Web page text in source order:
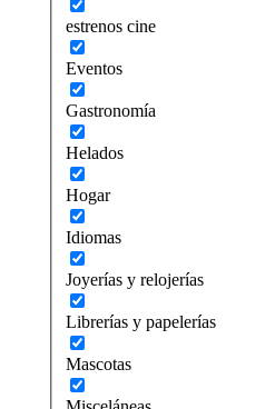
estrenos cine
Eventos
Gastronomía
Helados
Hogar
Idiomas
Joyerías y relojerías
Librerías y papelerías
Mascotas